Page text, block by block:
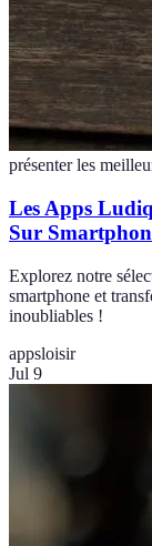
présenter les
Les Apps
Sur
Explorez notre
smartphone et
inoubliables !
appsloisir
Jul 9